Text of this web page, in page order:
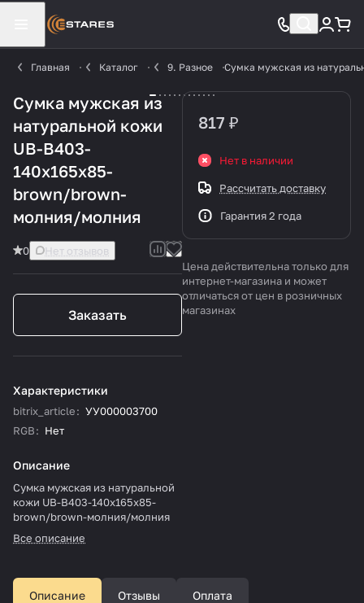
Главная Каталог 9. Разное Сумка мужская из
Сумка мужская из
натуральной кожи
UB-B403-
140x165х85-
brown/brown-
молния/молния
0 Нет отзывов
Заказать
Характеристики
bitrix_article: УУ000003700
RGB: Нет
Описание
Сумка мужская из натуральной
кожи UB-B403-140x165х85-
brown/brown-молния/молния
Все описание
817 ₽
Нет в наличии
Рассчитать доставку
Гарантия 2 года
Цена действительна только для
интернет-магазина и может
отличаться от цен в розничных
магазинах
Описание Отзывы Оплата